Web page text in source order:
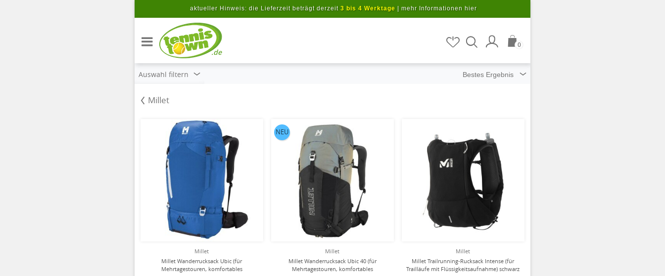
aktueller Hinweis: die Lieferzeit beträgt derzeit 3 bis 4 Werktage mehr Informationen hier
.de
0
Auswahl filtern
Millet
Millet
Millet Wanderrucksack Ubic (für
Mehrtagestouren, komfortables
Millet
Millet Wanderrucksack Ubic 40 (für
Mehrtagestouren, komfortables
NEU
Millet
Millet Trailrunning-Rucksack Intense (für
Trailläufe mit Flüssigkeitsaufnahme) schwarz